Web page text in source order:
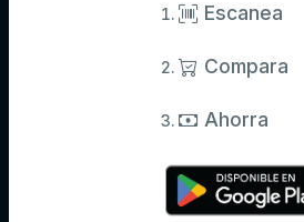
Escanea
Compara
Ahorra
Agua y
Azúcar,